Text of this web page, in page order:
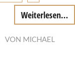
Weiterlesen...
VON MICHAEL